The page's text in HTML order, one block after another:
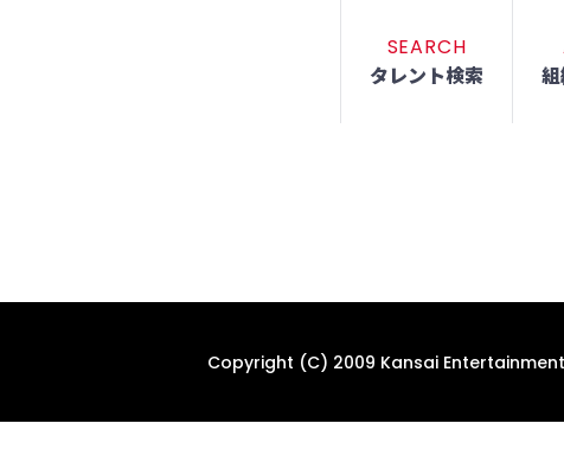
SEARCH
タレント検索
Copyright (C) 2009 Kansai